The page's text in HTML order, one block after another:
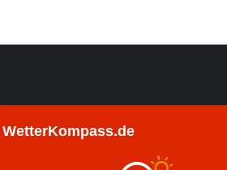
WetterKompass.de